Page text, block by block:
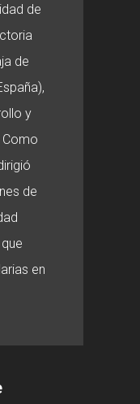
de
de
y
Como
de
en